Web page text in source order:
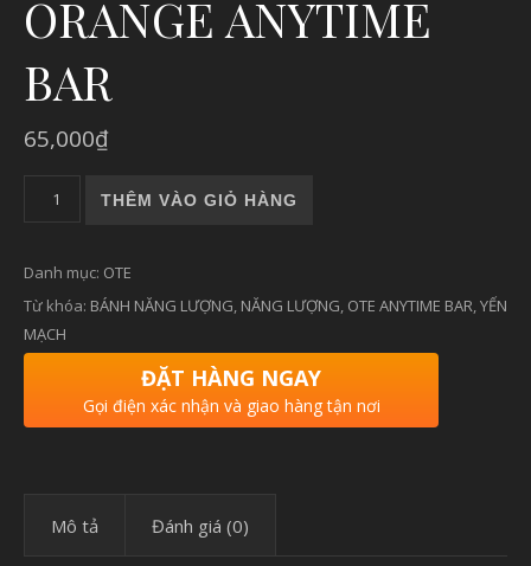
ORANGE ANYTIME
BAR
65,000₫
OTE Anytime Bar Bánh Năng Lượng Yến Mạch_CHOCOLATE
THÊM VÀO GIỎ HÀNG
Danh mục: OTE
Từ khóa: BÁNH NĂNG LƯỢNG NĂNG LƯỢNG OTE ANYTIME BAR YẾN
MẠCH
ĐẶT HÀNG NGAY
Gọi điện xác nhận và giao hàng tận nơi
Mô tả Đánh giá (0)